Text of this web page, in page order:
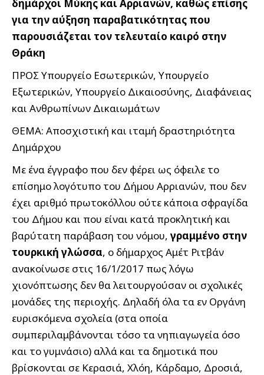
δημάρχοι Μύκης και Αρριανών, καθώς επίσης
για την αύξηση παραβατικότητας που
παρουσιάζεται τον τελευταίο καιρό στην
Θράκη
ΠΡΟΣ Υπουργείο Εσωτερικών, Υπουργείο
Εξωτερικών, Υπουργείο Δικαιοσύνης, Διαφάνειας
και Ανθρωπίνων Δικαιωμάτων
ΘΕΜΑ: Αποσχιστική και ιταμή δραστηριότητα
Δημάρχου
Με ένα έγγραφο που δεν φέρει ως όφειλε το
επίσημο λογότυπο του Δήμου Αρριανών, που δεν
έχει αριθμό πρωτοκόλλου ούτε κάποια σφραγίδα
του Δήμου και που είναι κατά προκλητική και
βαρύτατη παράβαση του νόμου, γραμμένο στην
τουρκική γλώσσα, ο δήμαρχος Αμέτ Ριτβάν
ανακοίνωσε στις 16/1/2017 πως λόγω
χιονόπτωσης δεν θα λειτουργούσαν οι σχολικές
μονάδες της περιοχής. Δηλαδή όλα τα εν Οργάνη
ευρισκόμενα σχολεία (στα οποία
συμπεριλαμβάνονται τόσο τα νηπιαγωγεία όσο
και το γυμνάσιο) αλλά και τα δημοτικά που
βρίσκονται σε Κερασιά, Χλόη, Κάρδαμο, Δροσιά,